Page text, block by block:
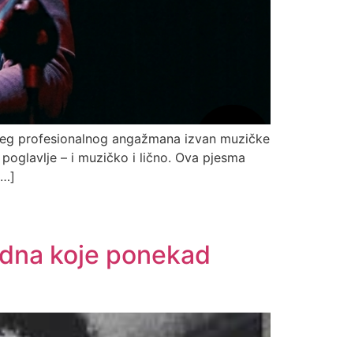
profesionalnog angažmana izvan muzičke
– i muzičko i lično. Ova pjesma
koje ponekad